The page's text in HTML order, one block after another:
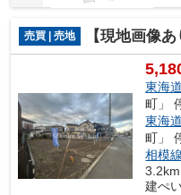
売買 | 売地 【現地画像あり！
東海
町」
東海
町」
相模線
3.2km
建ぺ